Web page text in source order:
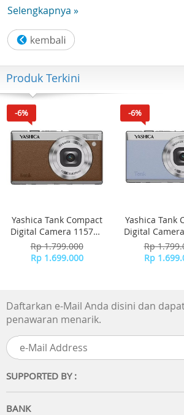
Bahan Tali: Silikon
Clamp Tali: Gesper
Bahan Casing: Polimer
Warna: Biru
Warna tali: Biru
Warna pelat jam: Hitam
Warna casing: Hitam
Garansi Resmi 2 Tahun
Include : Box, Jam Tangan, Kartu
Selengkapnya »
Produk Terkini
-6%
Yashica Tank Compact
Digital Camera 115755
- Brown
Rp 1.799.000
Rp 1.699.000
-6%
Yashica Tank
Digital
- Sky
Rp
Rp
Daftarkan e-Mail Anda disini dan
penawaran menarik.
SUPPORTED BY :
BANK